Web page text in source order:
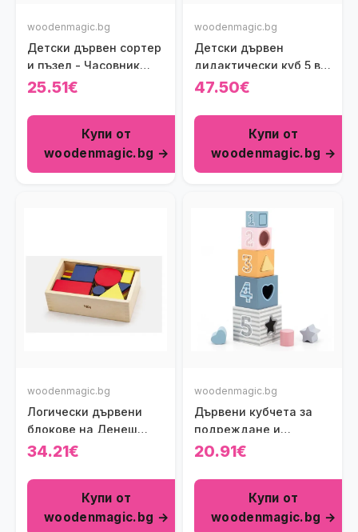
woodenmagic.bg
Детски дървен сортер
и пъзел - Часовник
Viga toys
25.51€
Купи от
woodenmagic.bg →
woodenmagic.bg
Детски дървен
дидактически куб 5 в 1
Polar B Viga toys
47.50€
Купи от
woodenmagic.bg →
woodenmagic.bg
Логически дървени
блокове на Денеш
Viga toys
34.21€
Купи от
woodenmagic.bg →
woodenmagic.bg
Дървени кубчета за
подреждане и
сортиране Polar B Viga
20.91€
Купи от
woodenmagic.bg →